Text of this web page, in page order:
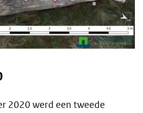
2020 werd een tweede